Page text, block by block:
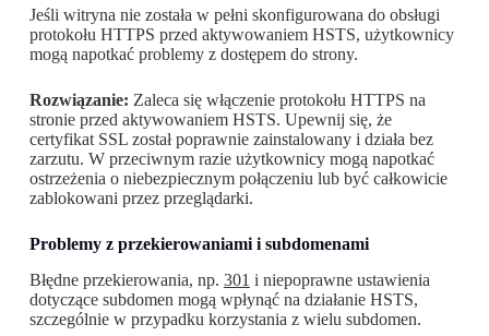
Jeśli witryna nie została w pełni skonfigurowana do obsługi
protokołu HTTPS przed aktywowaniem HSTS, użytkownicy
mogą napotkać problemy z dostępem do strony.
Rozwiązanie: Zaleca się włączenie protokołu HTTPS na
stronie przed aktywowaniem HSTS. Upewnij się, że
certyfikat SSL został poprawnie zainstalowany i działa bez
zarzutu. W przeciwnym razie użytkownicy mogą napotkać
ostrzeżenia o niebezpiecznym połączeniu lub być całkowicie
zablokowani przez przeglądarki.
Problemy z przekierowaniami i subdomenami
Błędne przekierowania, np. 301 i niepoprawne ustawienia
dotyczące subdomen mogą wpłynąć na działanie HSTS,
szczególnie w przypadku korzystania z wielu subdomen.